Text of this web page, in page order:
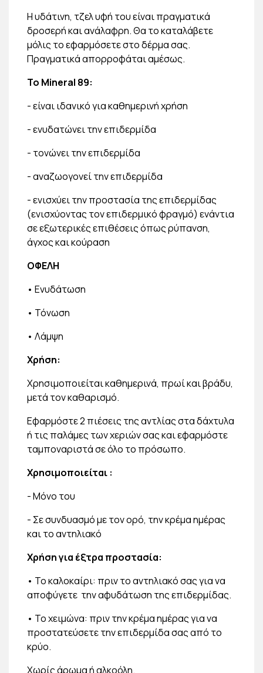
Η υδάτινη, τζελ υφή του είναι πραγματικά
δροσερή και ανάλαφρη. Θα το καταλάβετε
μόλις το εφαρμόσετε στο δέρμα σας.
Πραγματικά απορροφάται αμέσως.
Το Mineral 89:
- είναι ιδανικό για καθημερινή χρήση
- ενυδατώνει την επιδερμίδα
- τονώνει την επιδερμίδα
- αναζωογονεί την επιδερμίδα
- ενισχύει την προστασία της επιδερμίδας
(ενισχύοντας τον επιδερμικό φραγμό) ενάντια
σε εξωτερικές επιθέσεις όπως ρύπανση,
άγχος και κούραση
ΟΦΕΛΗ
• Ενυδάτωση
• Τόνωση
• Λάμψη
Χρήση:
Χρησιμοποιείται καθημερινά, πρωί και βράδυ,
μετά τον καθαρισμό.
Εφαρμόστε 2 πιέσεις της αντλίας στα δάχτυλα
ή τις παλάμες των χεριών σας και εφαρμόστε
ταμποναριστά σε όλο το πρόσωπο.
Χρησιμοποιείται :
- Μόνο του
- Σε συνδυασμό με τον ορό, την κρέμα ημέρας
και το αντηλιακό
Χρήση για έξτρα προστασία:
• Το καλοκαίρι: πριν το αντηλιακό σας για να
αποφύγετε την αφυδάτωση της επιδερμίδας.
• Το χειμώνα: πριν την κρέμα ημέρας για να
προστατεύσετε την επιδερμίδα σας από το
κρύο.
Χωρίς άρωμα ή αλκοόλη.